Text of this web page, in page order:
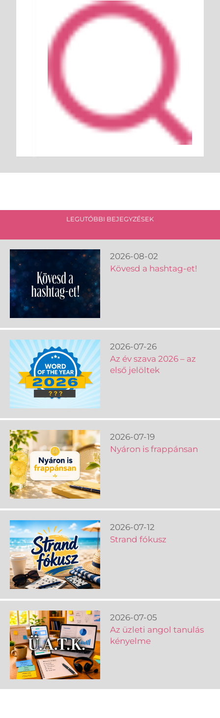
LEGUTÓBBI BEJEGYZÉSEK
2026-08-02
Kövesd a hashtag-et!
2026-07-26
Az év szava 2026 – az
első jelöltek
2026-07-19
Nyáron is frappánsan
2026-07-12
Strand fókusz
2026-07-05
Az üzleti angol tanulás
kényelme